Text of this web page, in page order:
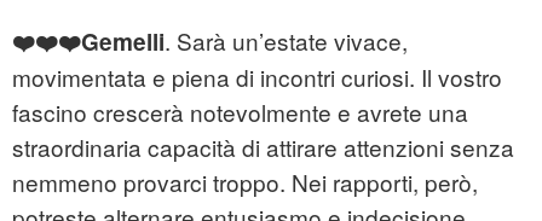
❤️❤️❤️Gemelli. Sarà un’estate vivace,
movimentata e piena di incontri curiosi. Il vostro
fascino crescerà notevolmente e avrete una
straordinaria capacità di attirare attenzioni senza
nemmeno provarci troppo. Nei rapporti, però,